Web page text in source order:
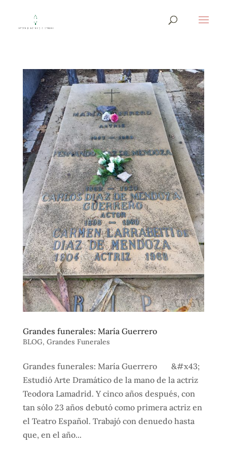
Grandes funerales: María Guerrero
BLOG, Grandes Funerales
Grandes funerales: María Guerrero &#x43;
Estudió Arte Dramático de la mano de la actriz
Teodora Lamadrid. Y cinco años después, con
tan sólo 23 años debutó como primera actriz en
el Teatro Español. Trabajó con denuedo hasta
que, en el año...